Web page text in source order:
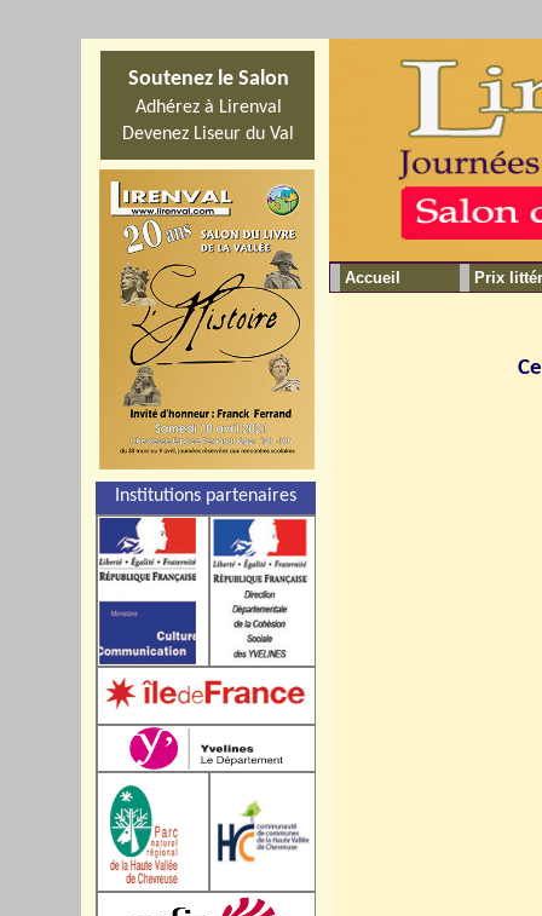
Accueil Prix
Soutenez le Salon
Adhérez à Lirenval
Devenez Liseur du Val
Institutions partenaires